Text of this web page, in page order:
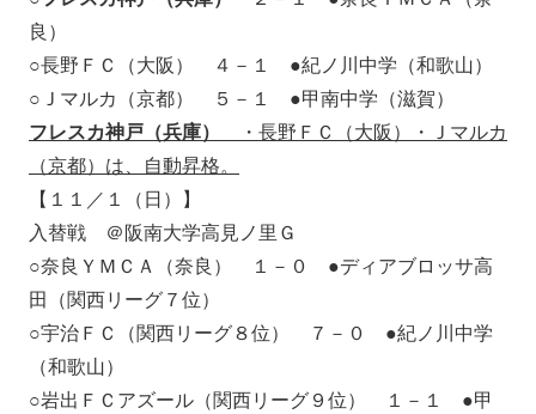
良）
○長野ＦＣ（大阪） ４－１ ●紀ノ川中学（和歌山）
○Ｊマルカ（京都） ５－１ ●甲南中学（滋賀）
フレスカ神戸（兵庫）
・長野ＦＣ（大阪）・Ｊマルカ
（京都）は、自動昇格。
【１１／１（日）】
入替戦 ＠阪南大学高見ノ里Ｇ
○奈良ＹＭＣＡ（奈良） １－０ ●ディアブロッサ高
田（関西リーグ７位）
○宇治ＦＣ（関西リーグ８位） ７－０ ●紀ノ川中学
（和歌山）
○岩出ＦＣアズール（関西リーグ９位） １－１ ●甲